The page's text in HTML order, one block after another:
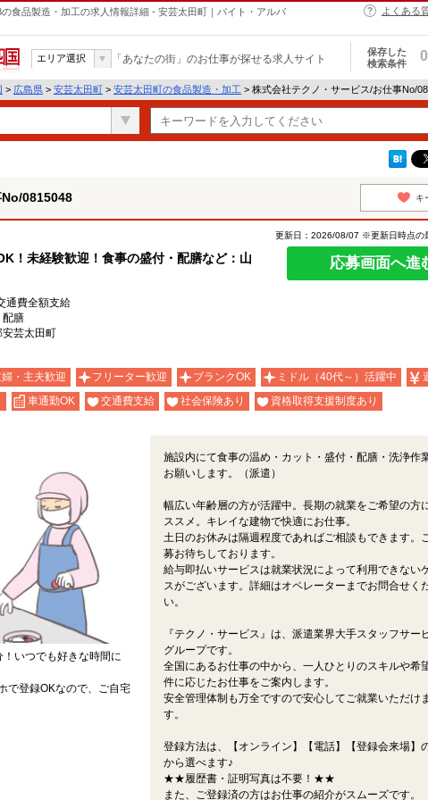
食品製造・加工の求人情報詳細 - 安芸太田町｜バイト・アルバ
よくある
エリア選択 「あなたの街」のお仕事が探せる求人サイト
保存した
検索条件
0
> 広島県 > 安芸太田町 > 安芸太田町の食品製造・加工 > 株式会社テクノ・サービス/お仕事No/
0815048 キ
！未経験歓迎！食事の盛付・配膳など：山
更新日：2026/08/07 ※更新日時点の
応募画面へ進
通費全額支給
配膳
安芸太田町
婦・主夫歓迎 フリーター歓迎 ブランクOK ミドル（40代～）活躍中
車通勤OK 交通費支給 社会保険あり 資格取得支援制度あり
！いつでも好きな時間に
で登録OKなので、ご自宅
施設内にて食事の温め・カット・盛付・配膳・洗浄作
お願いします。（派遣）
幅広い年齢層の方が活躍中。長期の就業をご希望の方
ススメ。キレイな建物で快適にお仕事。
土日のお休みは隔週程度であればご相談もできます。
募お待ちしております。
給与即払いサービスは就業状況によって利用できない
スがございます。詳細はオペレーターまでお問合せく
い。
『テクノ・サービス』は、派遣業界大手スタッフサー
グループです。
全国にあるお仕事の中から、一人ひとりのスキルや希
件に応じたお仕事をご案内します。
安全管理体制も万全ですので安心してご就業いただけま
す。
登録方法は、【オンライン】【電話】【登録会来場】
から選べます♪
★★履歴書・証明写真は不要！★★
また、ご登録済の方はお仕事の紹介がスムーズです。